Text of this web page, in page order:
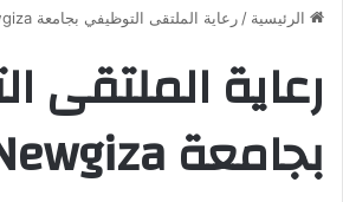
الرئيسية /رعاية الملتقى التوظيفي بجامعة Newgiza
رعاية الملتقى
بجامعة Newgiza